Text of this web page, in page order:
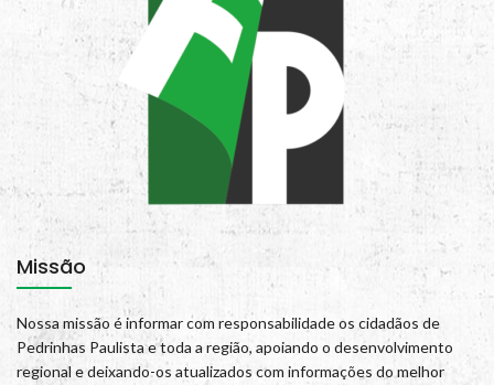
Missão
Nossa missão é informar com responsabilidade os cidadãos de
Pedrinhas Paulista e toda a região, apoiando o desenvolvimento
regional e deixando-os atualizados com informações do melhor